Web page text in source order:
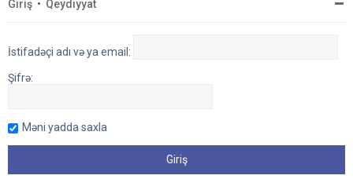
Giriş • Qeydiyyat
İstifadəçi adı və ya email:
Şifrə:
Məni yadda saxla